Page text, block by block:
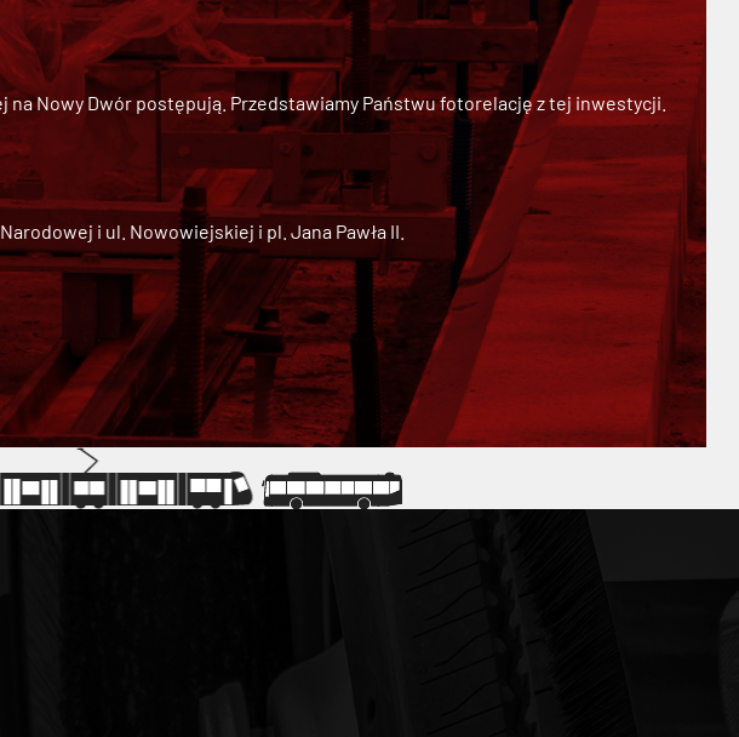
na Nowy Dwórpostępują. Przedstawiamy Państwu fotorelację z tej inwestycji.
i ul. Nowowiejskiej i pl. Jana Pawła II.